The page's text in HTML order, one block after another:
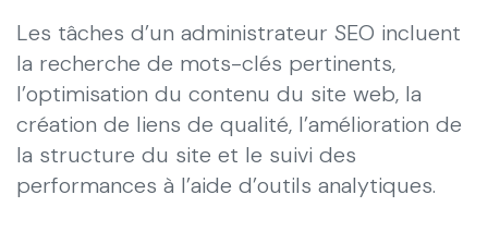
Les tâches d’un administrateur SEO incluent
la recherche de mots-clés pertinents,
l’optimisation du contenu du site web, la
création de liens de qualité, l’amélioration de
la structure du site et le suivi des
performances à l’aide d’outils analytiques.